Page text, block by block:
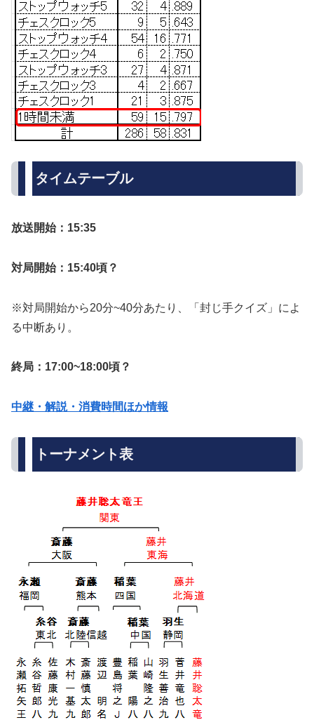
タイムテーブル
放送開始：15:35
対局開始：15:40頃？
※対局開始から20分~40分あたり、「封じ手クイズ」によ
る中断あり。
終局：17:00~18:00頃？
中継・解説・消費時間ほか情報
トーナメント表